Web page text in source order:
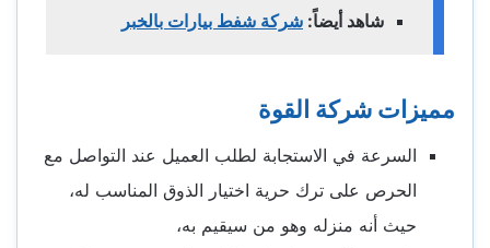
شاهد أيضاً: شركة شفط بيارات بالخبر
مميزات شركة القوة
السرعة في الاستجابة لطلب العميل عند التواصل مع
الحرص على ترك حرية اختيار الذوق المناسب له،
حيث أنه منزله وهو من سيقيم به،